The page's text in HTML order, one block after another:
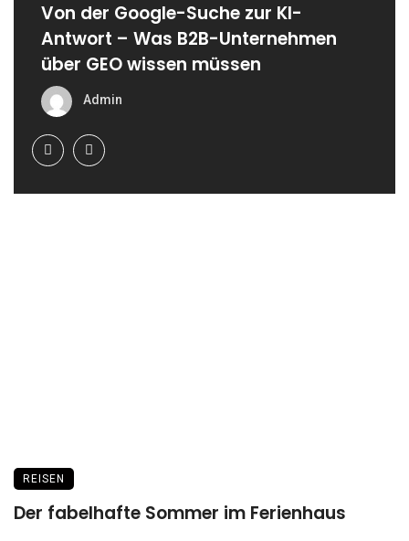
Von der Google-Suche zur KI-
Antwort – Was B2B-Unternehmen
über GEO wissen müssen
Admin
REISEN
Der fabelhafte Sommer im Ferienhaus